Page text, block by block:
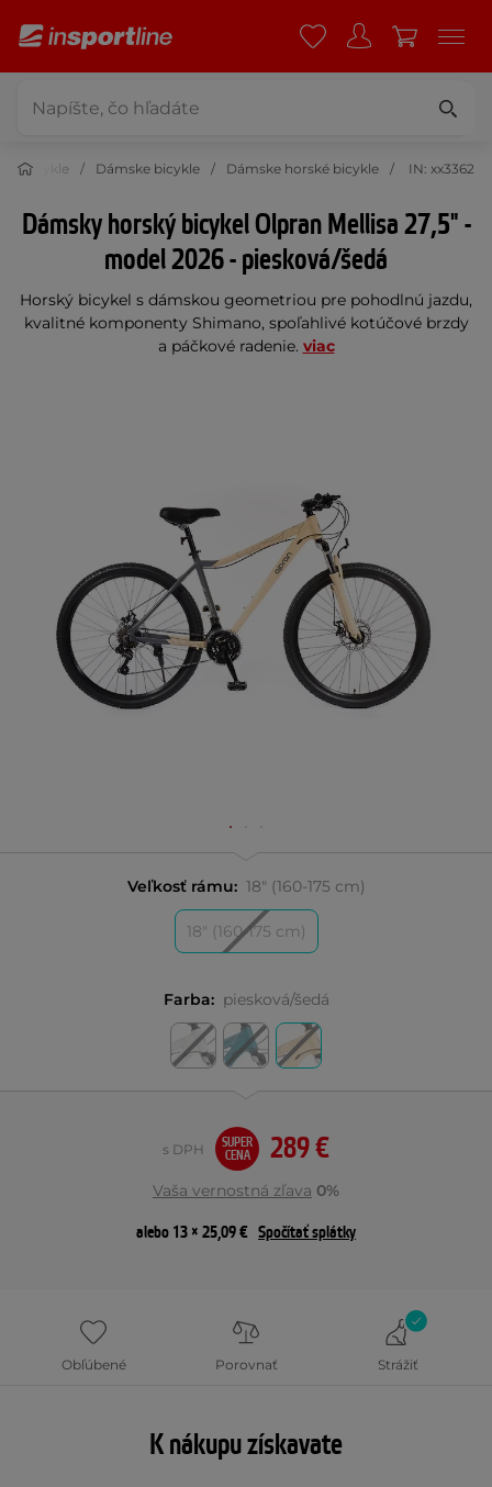
Bicykle Dámske bicykle Dámske horské bicykle IN: xx3362
Dámsky horský bicykel Olpran Mellisa 27,5" -
model 2026 - piesková/šedá
Horský bicykel s dámskou geometriou pre pohodlnú jazdu,
kvalitné komponenty Shimano, spoľahlivé kotúčové brzdy
a páčkové radenie. viac
Veľkosť rámu: 18" (160-175 cm)
18" (160-175 cm)
Farba: piesková/šedá
289 €
s DPH
SUPER
CENA
Vaša vernostná zľava 0%
alebo 13 × 25,09 € Spočítať splátky
Obľúbené Porovnať Strážiť
K nákupu získavate